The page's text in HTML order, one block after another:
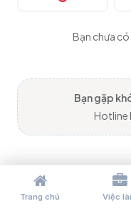
Bạn chưa
Bạn gặp
Hotline
Trang chủ Việc